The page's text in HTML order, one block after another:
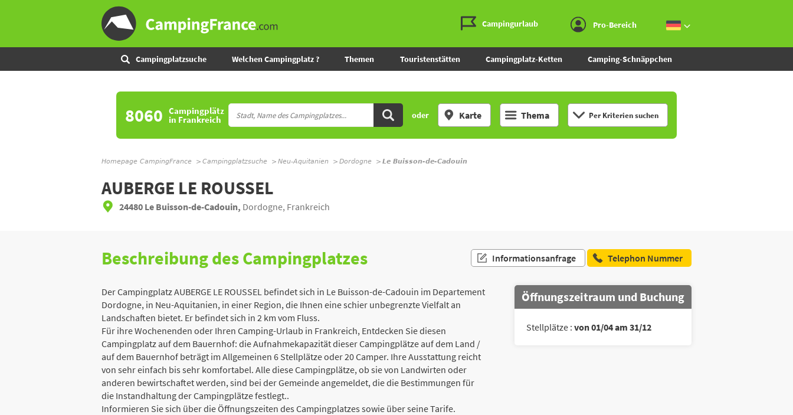
Campingurlaub Pro-Bereich
Campingplatzsuche Welchen Campingplatz ? Themen Touristenstätten Campingplatz-Ketten Camping-Schnäppchen
8060 Campingplätz
in Frankreich oder Karte Thema Per Kriterien suchen
Homepage CampingFrance Campingplatzsuche Neu-Aquitanien Dordogne Le Buisson-de-Cadouin
AUBERGE LE ROUSSEL
24480 Le Buisson-de-Cadouin, Dordogne, Frankreich
Beschreibung des Campingplatzes Informationsanfrage Telephon Nummer
Der Campingplatz AUBERGE LE ROUSSEL befindet sich in Le Buisson-de-Cadouin im Departement
Dordogne, in Neu-Aquitanien, in einer Region, die Ihnen eine schier unbegrenzte Vielfalt an
Landschaften bietet. Er befindet sich in 2 km vom Fluss.
Für ihre Wochenenden oder Ihren Camping-Urlaub in Frankreich, Entdecken Sie diesen
Campingplatz auf dem Bauernhof: die Aufnahmekapazität dieser Campingplätze auf dem Land /
auf dem Bauernhof beträgt im Allgemeinen 6 Stellplätze oder 20 Camper. Ihre Ausstattung reicht
von sehr einfach bis sehr komfortabel. Alle diese Campingplätze, ob sie von Landwirten oder
anderen bewirtschaftet werden, sind bei der Gemeinde angemeldet, die die Bestimmungen für
die Instandhaltung der Campingplätze festlegt..
Informieren Sie sich über die Öffnungszeiten des Campingplatzes sowie über seine Tarife.
Öffnungszeitraum und Buchung
Stellplätze : von 01/04 am 31/12